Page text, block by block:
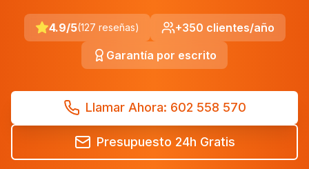
4.9/5(127 reseñas)
+350 clientes/año
Garantía por escrito
Llamar Ahora: 602 558 570
Presupuesto 24h Gratis